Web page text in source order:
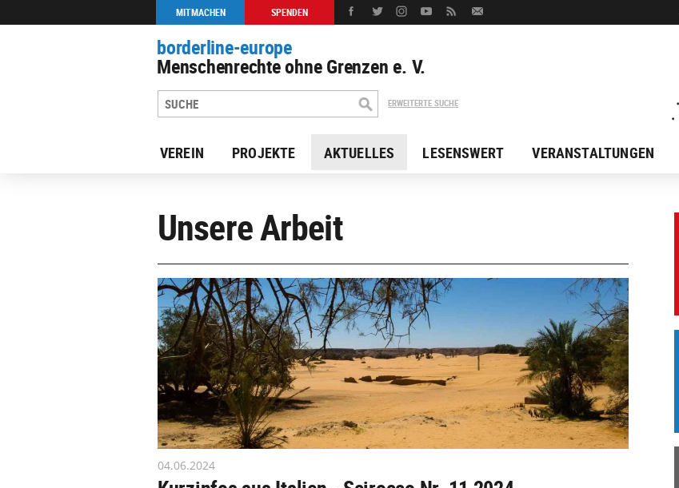
MITMACHEN SPENDEN
borderline-europe
Menschenrechte ohne Grenzen e. V.
ERWEITERTE SUCHE
VEREIN PROJEKTE AKTUELLES LESENSWERT VERANSTALTUNGEN
Unsere Arbeit
04.06.2024